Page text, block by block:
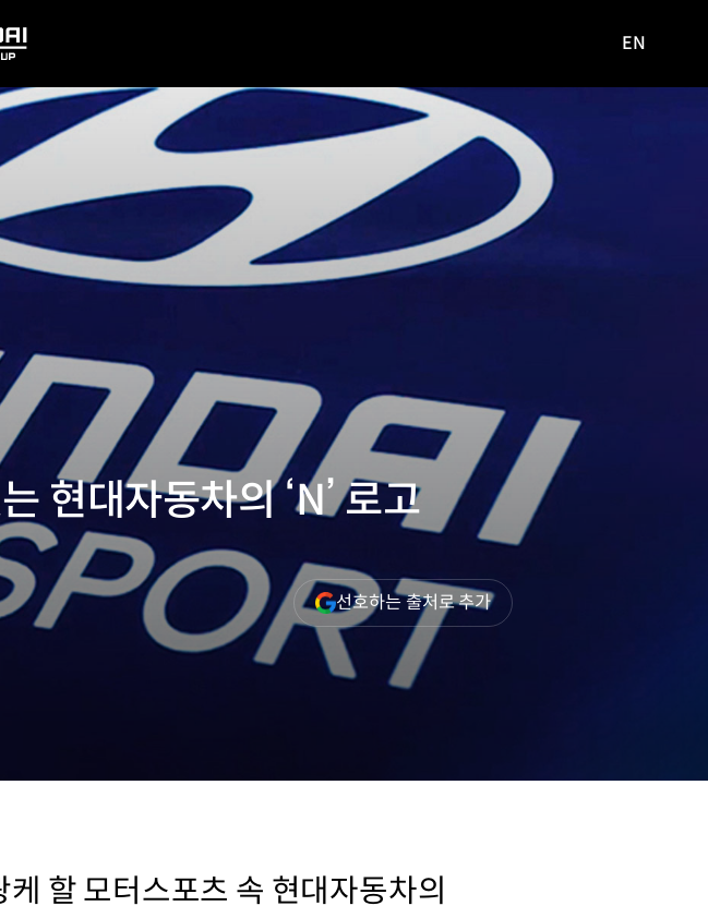
사이트로
EN
현대자동차의 ‘N’ 로고
선호하는 출처로 추가(새
창
할 모터스포츠 속 현대자동차의